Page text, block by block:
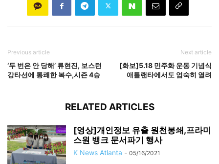
Previous article
‘두 번은 안 당해’ 류현진, 보스턴
강타선에 통쾌한 복수,시즌 4승
Next article
[화보]5.18 민주화 운동 기념식
애틀랜타에서도 엄숙히 열려
RELATED ARTICLES
[영상]개인정보 유출 원천봉쇄,프라미
스원 뱅크 문서파기 행사
K News Atlanta - 05/16/2021